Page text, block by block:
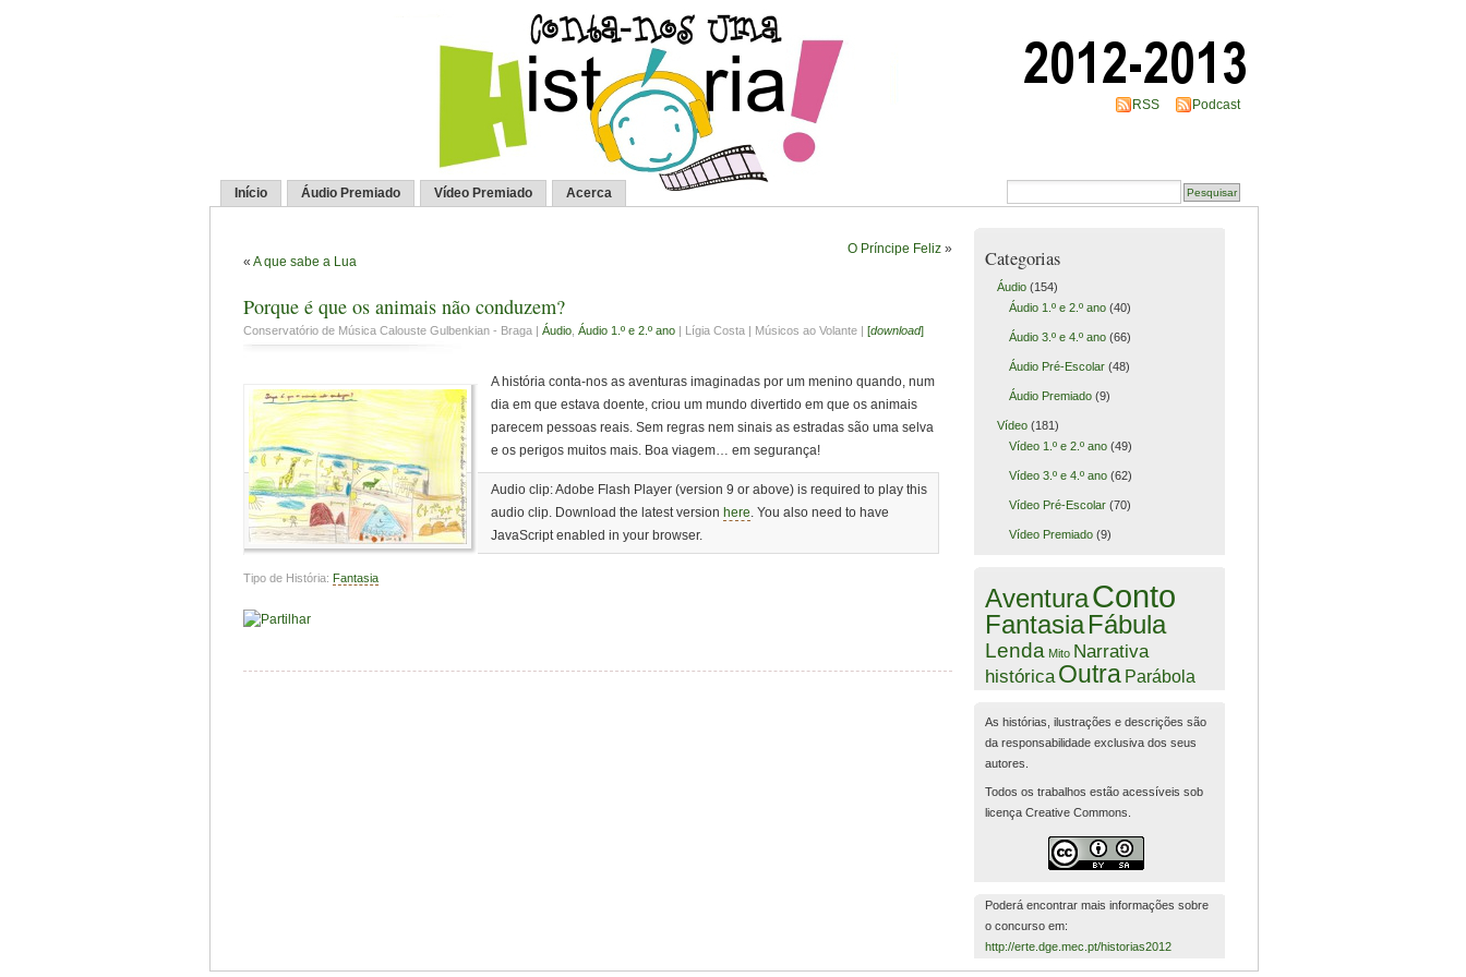
RSS Podcast
Início Áudio Premiado Vídeo Premiado Acerca
« A que sabe a Lua
O Príncipe Feliz »
Porque é que os animais não conduzem?
Conservatório de Música Calouste Gulbenkian - Braga | Áudio Áudio 1.º e 2.º ano | Lígia Costa | Músicos ao Volante | [download]
A história conta-nos as aventuras imaginadas por um menino quando, num
dia em que estava doente, criou um mundo divertido em que os animais
parecem pessoas reais. Sem regras nem sinais as estradas são uma selva
e os perigos muitos mais. Boa viagem… em segurança!
Audio clip: Adobe Flash Player (version 9 or above) is required to play this
audio clip. Download the latest versionhere . You also need to have
JavaScript enabled in your browser.
Tipo de História: Fantasia
Categorias
Áudio(154)
Áudio 1.º e 2.º ano(40)
Áudio 3.º e 4.º ano(66)
Áudio Pré-Escolar(48)
Áudio Premiado(9)
Vídeo(181)
Vídeo 1.º e 2.º ano(49)
Vídeo 3.º e 4.º ano(62)
Vídeo Pré-Escolar(70)
Vídeo Premiado(9)
AventuraConto
FantasiaFábula
Lenda Mito Narrativa
histórica Outra Parábola
As histórias, ilustrações e descrições são
da responsabilidade exclusiva dos seus
autores.
Todos os trabalhos estão acessíveis sob
licença Creative Commons.
Poderá encontrar mais informações sobre
o concurso em:
http://erte.dge.mec.pt/historias2012